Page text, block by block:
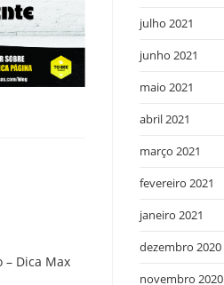
julho 2021
junho 2021
maio 2021
abril 2021
março 2021
fevereiro 2021
janeiro 2021
dezembro 2020
novembro 2020